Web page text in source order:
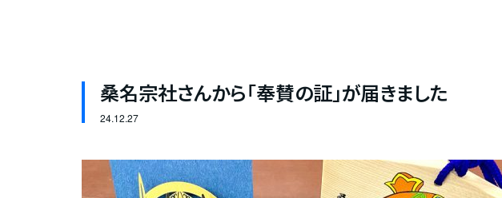
桑名宗社さんから「奉賛の証」が届きました
24.12.27